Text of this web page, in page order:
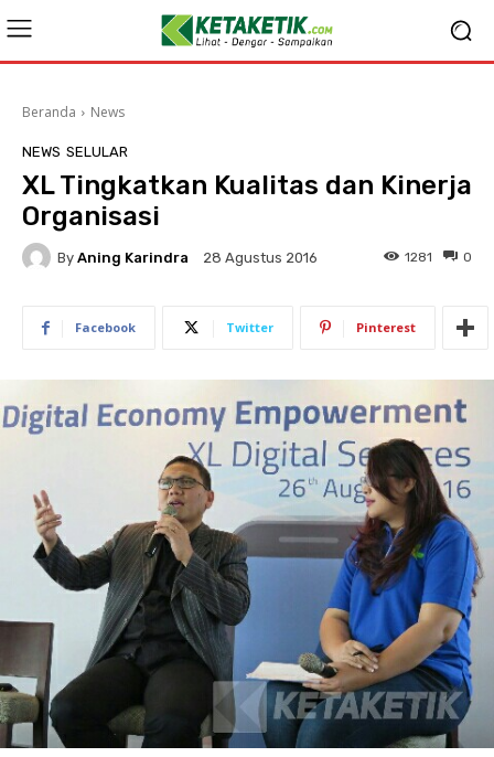
Beranda News
NEWS SELULAR
XL Tingkatkan Kualitas dan Kinerja
Organisasi
By Aning Karindra 28 Agustus 2016 0
1281
Facebook Twitter Pinterest